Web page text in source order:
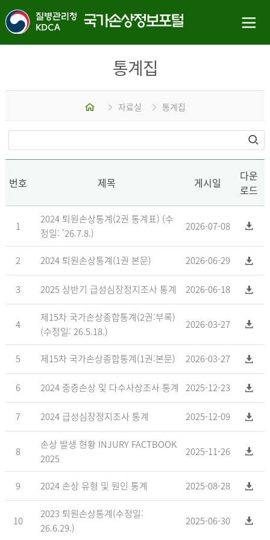
통계집
홈 자료실 통계집
번호 제목 게시일
다운
로드
1
2024 퇴원손상통계(2권 통계표) (수
정일: '26.7.8.)
2026-07-08
2 2024 퇴원손상통계(1권 본문) 2026-06-29
3 2025 상반기 급성심장정지조사 통계 2026-06-18
4
제15차 국가손상종합통계(2권:부록)
(수정일: 26.5.18.)
2026-03-27
5 제15차 국가손상종합통계(1권:본문) 2026-03-27
6 2024 중증손상 및 다수사상조사 통계 2025-12-23
7 2024 급성심장정지조사 통계 2025-12-09
8
손상 발생 현황 INJURY FACTBOOK
2025
2025-11-26
9 2024 손상 유형 및 원인 통계 2025-08-28
10
2023 퇴원손상통계(수정일:
26.6.29.)
2025-06-30